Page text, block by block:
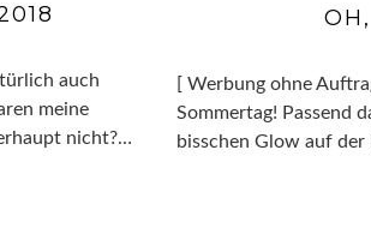
auch
meine
nicht?…
[ Werbung ohne
Sommertag! Passend
bisschen Glow auf